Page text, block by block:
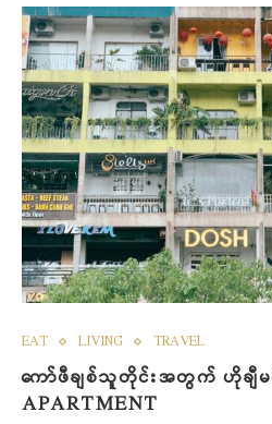
EAT LIVING TRAVEL
ကော်ဖီချစ်သူတိုင်းအတွက် ဟိုချီမ
APARTMENT